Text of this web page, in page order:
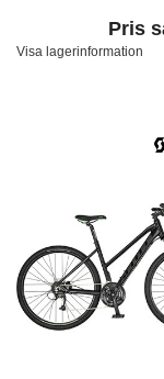
Pris
Visa lagerinformation